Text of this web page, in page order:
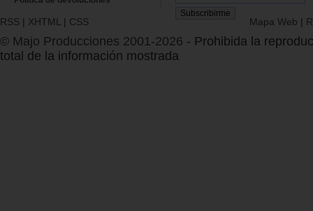
RSS | XHTML | CSS Mapa Web |
© Majo Producciones 2001-2026 - Prohibida la
total de la información mostrada